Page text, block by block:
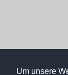
Um unsere